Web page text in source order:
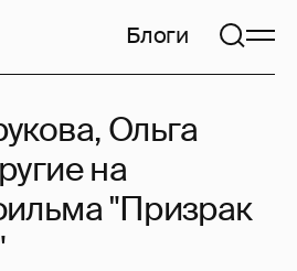
Блоги
Ольга
на
"Призрак